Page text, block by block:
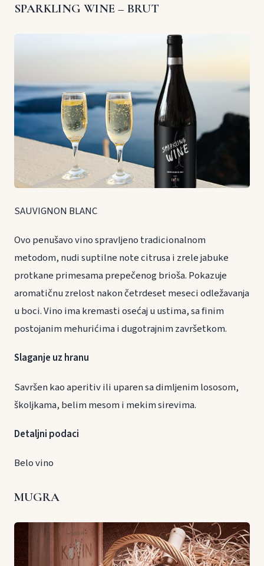
SPARKLING WINE – BRUT
SAUVIGNON BLANC
Ovo penušavo vino spravljeno tradicionalnom
metodom, nudi suptilne note citrusa i zrele jabuke
protkane primesama prepečenog brioša. Pokazuje
aromatičnu zrelost nakon četrdeset meseci odležavanja
u boci. Vino ima kremasti osećaj u ustima, sa finim
postojanim mehurićima i dugotrajnim završetkom.
Slaganje uz hranu
Savršen kao aperitiv ili uparen sa dimljenim lososom,
školjkama, belim mesom i mekim sirevima.
Detaljni podaci
Belo vino
MUGRA